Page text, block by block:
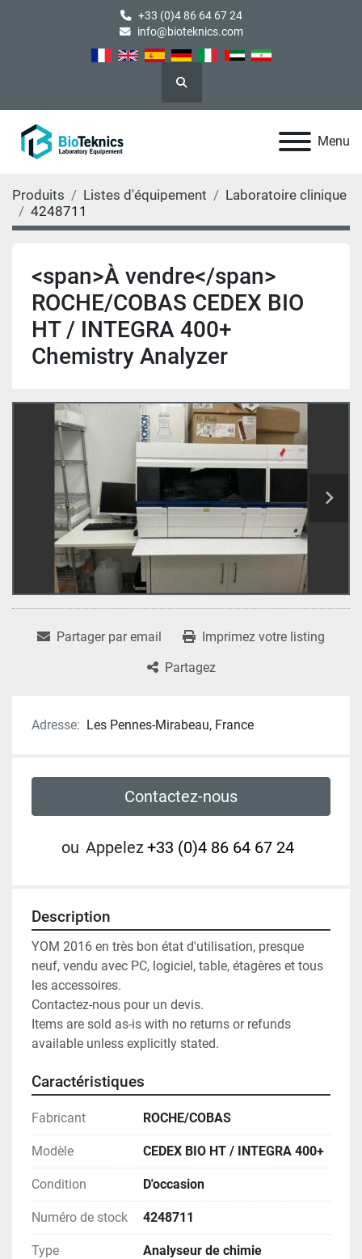
+33 (0)4 86 64 67 24
info@bioteknics.com
Rechercher
Menu
Produits Listes d'équipement
Laboratoire clinique
4248711
<span>À vendre</span>
ROCHE/COBAS CEDEX BIO
HT / INTEGRA 400+
Chemistry Analyzer
Partager par email
Imprimez votre listing
Partagez
Adresse: Les Pennes-Mirabeau, France
Contactez-nous
ou Appelez+33 (0)4 86 64 67 24
Description
YOM 2016 en très bon état d'utilisation, presque
neuf, vendu avec PC, logiciel, table, étagères et tous
les accessoires.
Contactez-nous pour un devis.
Items are sold as-is with no returns or refunds
available unless explicitly stated.
Caractéristiques
Fabricant ROCHE/COBAS
Modèle CEDEX BIO HT / INTEGRA 400+
Condition D'occasion
Numéro de stock 4248711
Type Analyseur de chimie